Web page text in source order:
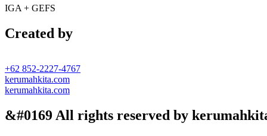
IGA + GEFS
Created by
+62 852-2227-4767
kerumahkita.com
kerumahkita.com
&#0169 All rights reserved by